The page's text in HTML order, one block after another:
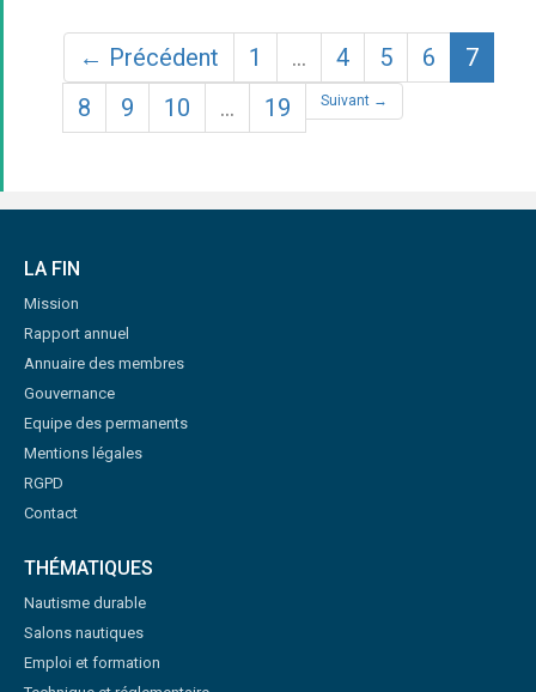
← Précédent 1 … 4 5 6 7
8
9 10 … 19 Suivant →
LA FIN
Mission
Rapport annuel
Annuaire des membres
Gouvernance
Equipe des permanents
Mentions légales
RGPD
Contact
THÉMATIQUES
Nautisme durable
Salons nautiques
Emploi et formation